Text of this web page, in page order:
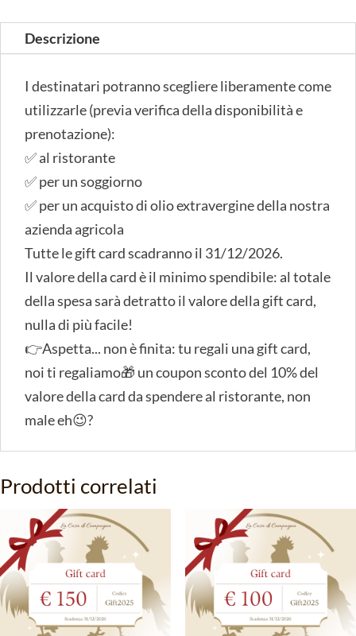
Descrizione
I destinatari potranno scegliere liberamente come
utilizzarle (previa verifica della disponibilità e
prenotazione):
✅ al ristorante
✅ per un soggiorno
✅ per un acquisto di olio extravergine della nostra
azienda agricola
Tutte le gift card scadranno il 31/12/2026.
Il valore della card è il minimo spendibile: al totale
della spesa sarà detratto il valore della gift card,
nulla di più facile!
👉Aspetta... non è finita: tu regali una gift card,
noi ti regaliamo🎁 un coupon sconto del 10% del
valore della card da spendere al ristorante, non
male eh😉?
Prodotti correlati